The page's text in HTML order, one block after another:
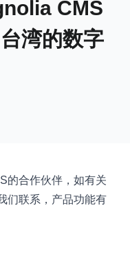
CMS
湾的数字
的合作伙伴，如有关
们联系，产品功能有